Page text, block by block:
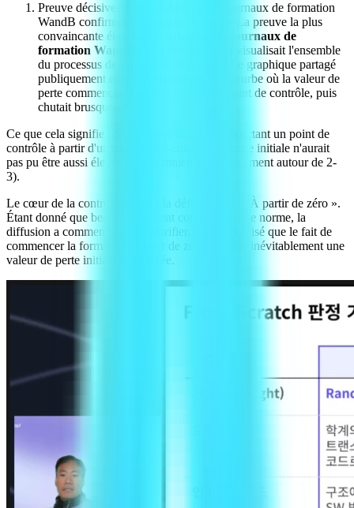
Preuve décisive : Les graphiques des journaux de formation
WandB confirment « À partir de zéro » La preuve la plus
convaincante était le
« graphique des journaux de
formation WandB »
qui enregistrait et visualisait l'ensemble
du processus de formation du modèle. Le graphique partagé
publiquement montrait clairement une courbe où la valeur de
perte commençait à 12 dès le premier point de contrôle, puis
chutait brusquement.
Ce que cela signifie : S'ils avaient affiné en important un point de
contrôle à partir d'un modèle pré-entraîné, la perte initiale n'aurait
pas pu être aussi élevée (elle commence généralement autour de 2-
3).
Le cœur de la controverse était la définition de « À partir de zéro ».
Étant donné que beaucoup étaient confus par cette norme, la
diffusion a commencé par la clarifier. Il a été précisé que le fait de
commencer la formation à partir de zéro entraîne inévitablement une
valeur de perte initiale très élevée.